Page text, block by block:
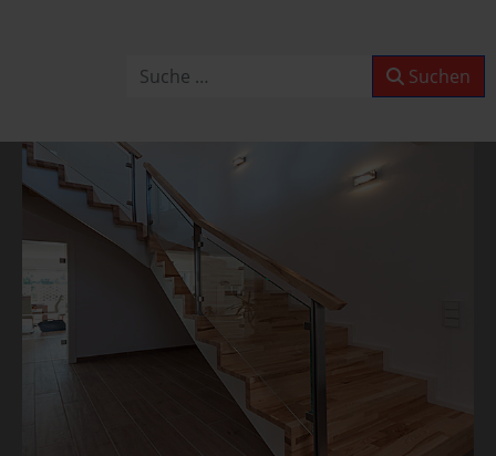
sind wir wieder für Sie da.
Betriebsurlaub
Wir haben Betriebsurlaub
vom 10.08.2026
bis 30.08.2026,
KW 33/34/35,
ab dem 31.08.2026
Suchen Suchen